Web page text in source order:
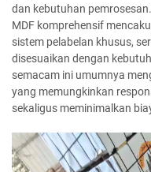
dan kebutuhan
MDF komprehensif
sistem pelabelan khusus,
disesuaikan dengan
semacam ini umumnya
yang memungkinkan
sekaligus meminimalkan